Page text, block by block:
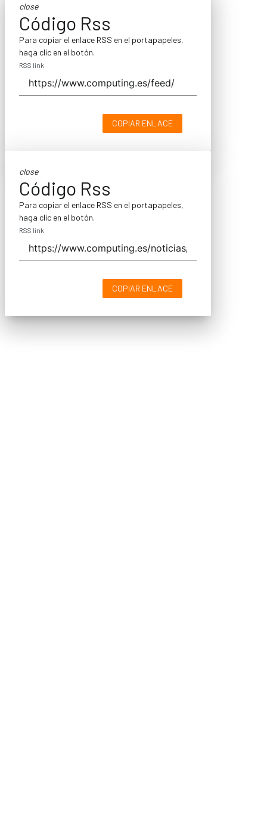
close
Código Rss
Para copiar el enlace RSS en el portapapeles,
haga clic en el botón.
RSS link
COPIAR ENLACE
close
Código Rss
Para copiar el enlace RSS en el portapapeles,
haga clic en el botón.
RSS link
COPIAR ENLACE